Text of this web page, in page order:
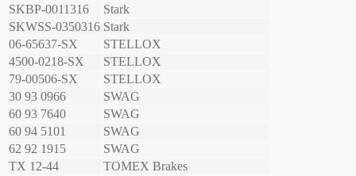
SKBP-0011316
Stark
SKWSS-0350316 Stark
06-65637-SX
STELLOX
4500-0218-SX
STELLOX
79-00506-SX
STELLOX
30 93 0966
SWAG
60 93 7640
SWAG
60 94 5101
SWAG
62 92 1915
SWAG
TX 12-44
TOMEX Brakes